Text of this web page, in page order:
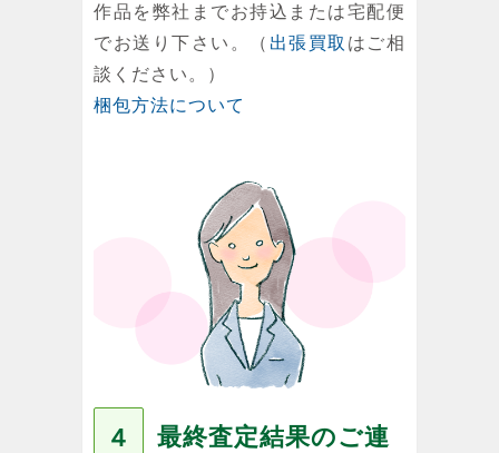
作品を弊社までお持込または宅配便
でお送り下さい。（ 出張買取 はご相
談ください。）
梱包方法について
４
最終査定結果のご連